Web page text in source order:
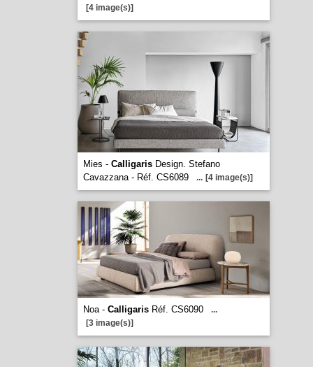
[4 image(s)]
Mies - CalligarisDesign. Stefano
Cavazzana - Réf. CS6089
... [4 image(s)]
Noa - CalligarisRéf. CS6090
...
[3 image(s)]